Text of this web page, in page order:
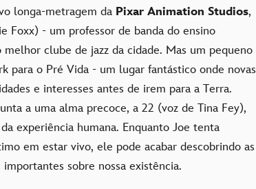
longa-metragem da Pixar Animation Studios,
Foxx) - um professor de banda do ensino
clube de jazz da cidade. Mas um pequeno
para o Pré Vida - um lugar fantástico onde novas
e interesses antes de irem para a Terra.
a uma alma precoce, a 22 (voz de Tina Fey),
experiência humana. Enquanto Joe tenta
em estar vivo, ele pode acabar descobrindo as
sobre nossa existência.